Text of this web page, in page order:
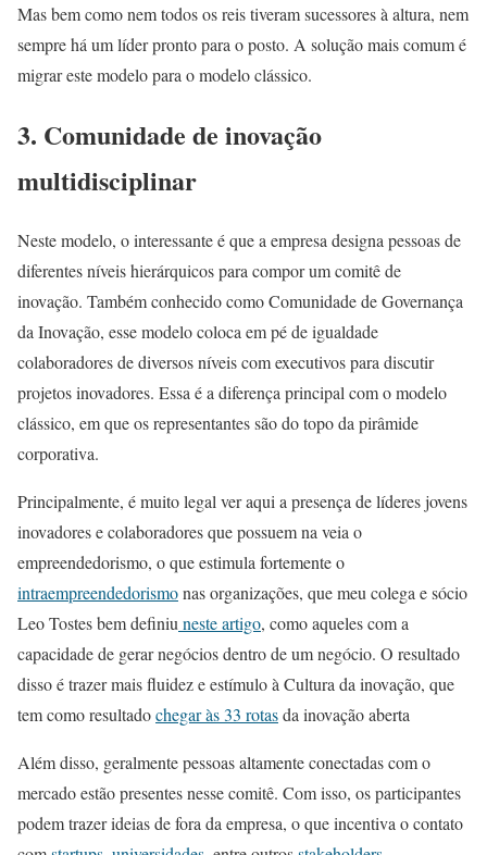
Mas bem como nem todos os reis tiveram sucessores à altura, nem
sempre há um líder pronto para o posto. A solução mais comum é
migrar este modelo para o modelo clássico.
3. Comunidade de inovação
multidisciplinar
Neste modelo, o interessante é que a empresa designa pessoas de
diferentes níveis hierárquicos para compor um comitê de
inovação. Também conhecido como Comunidade de Governança
da Inovação, esse modelo coloca em pé de igualdade
colaboradores de diversos níveis com executivos para discutir
projetos inovadores. Essa é a diferença principal com o modelo
clássico, em que os representantes são do topo da pirâmide
corporativa.
Principalmente, é muito legal ver aqui a presença de líderes jovens
inovadores e colaboradores que possuem na veia o
empreendedorismo, o que estimula fortemente o
intraempreendedorismonas organizações, que meu colega e sócio
Leo Tostes bem definiu neste artigo, como aqueles com a
capacidade de gerar negócios dentro de um negócio. O resultado
disso é trazer mais fluidez e estímulo à Cultura da inovação, que
tem como resultadochegar às 33 rotasda inovação aberta
Além disso, geralmente pessoas altamente conectadas com o
mercado estão presentes nesse comitê. Com isso, os participantes
podem trazer ideias de fora da empresa, o que incentiva o contato